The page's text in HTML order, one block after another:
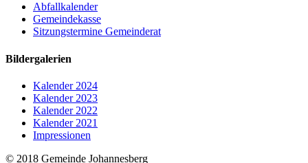
Abfallkalender
Gemeindekasse
Sitzungstermine Gemeinderat
Bildergalerien
Kalender 2024
Kalender 2023
Kalender 2022
Kalender 2021
Impressionen
© 2018 Gemeinde Johannesberg